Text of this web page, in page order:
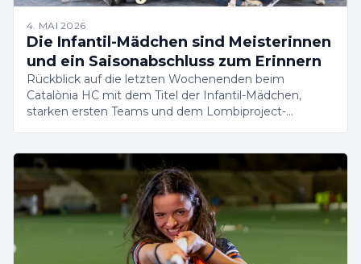
4. MAI 2026
Die Infantil-Mädchen sind Meisterinnen
und ein Saisonabschluss zum Erinnern
Rückblick auf die letzten Wochenenden beim
Catalònia HC mit dem Titel der Infantil-Mädchen,
starken ersten Teams und dem Lombiproject-